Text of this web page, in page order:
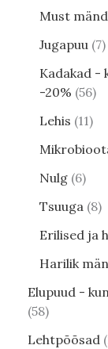
Must
Jugapuu 7
Kadakad -
-20% 56
Lehis 11
Nulg 6
Tsuuga 8
Erilised ja
Harilik
Elupuud -
58
Lehtpõõsad